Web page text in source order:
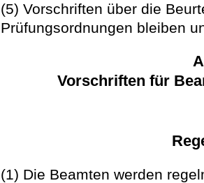
(5) Vorschriften über die
Prüfungsordnungen bleiben
Vorschriften für
(1) Die Beamten werden